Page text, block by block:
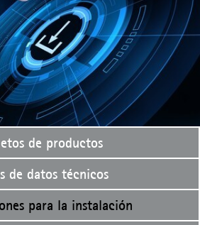
de productos
de datos técnicos
para la instalación